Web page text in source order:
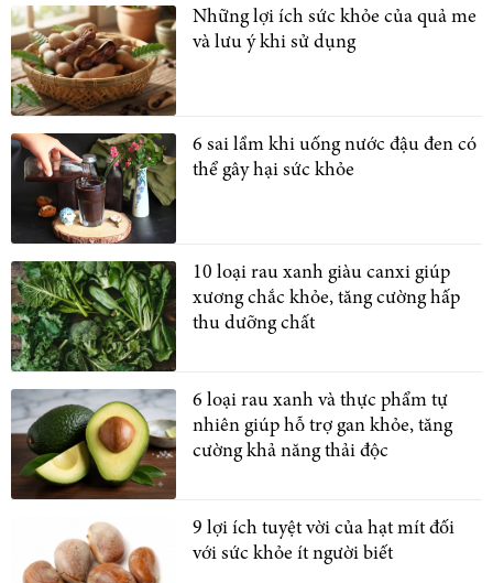
Những lợi ích sức khỏe của quả me
và lưu ý khi sử dụng
6 sai lầm khi uống nước đậu đen có
thể gây hại sức khỏe
10 loại rau xanh giàu canxi giúp
xương chắc khỏe, tăng cường hấp
thu dưỡng chất
6 loại rau xanh và thực phẩm tự
nhiên giúp hỗ trợ gan khỏe, tăng
cường khả năng thải độc
9 lợi ích tuyệt vời của hạt mít đối
với sức khỏe ít người biết